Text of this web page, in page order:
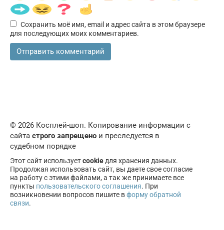
Сохранить моё имя, email и адрес сайта в этом браузере
для последующих моих комментариев.
© 2026 Косплей-шоп. Копирование информации с
сайта строго запрещено и преследуется в
судебном порядке
Этот сайт используетcookie для хранения данных.
Продолжая использовать сайт, вы даете свое согласие
на работу с этими файлами, а так же принимаете все
пункты пользовательского соглашения. При
возникновении вопросов пишите вформу обратной
связи.